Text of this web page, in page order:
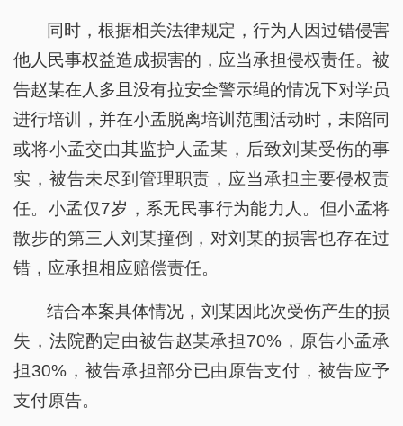
同时，根据相关法律规定，行为人因过错侵害
他人民事权益造成损害的，应当承担侵权责任。被
告赵某在人多且没有拉安全警示绳的情况下对学员
进行培训，并在小孟脱离培训范围活动时，未陪同
或将小孟交由其监护人孟某，后致刘某受伤的事
实，被告未尽到管理职责，应当承担主要侵权责
任。小孟仅7岁，系无民事行为能力人。但小孟将
散步的第三人刘某撞倒，对刘某的损害也存在过
错，应承担相应赔偿责任。
结合本案具体情况，刘某因此次受伤产生的损
失，法院酌定由被告赵某承担70%，原告小孟承
担30%，被告承担部分已由原告支付，被告应予
支付原告。